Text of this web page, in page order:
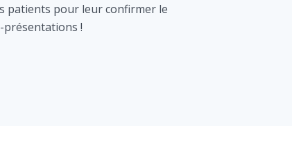
patients pour leur confirmer le
!